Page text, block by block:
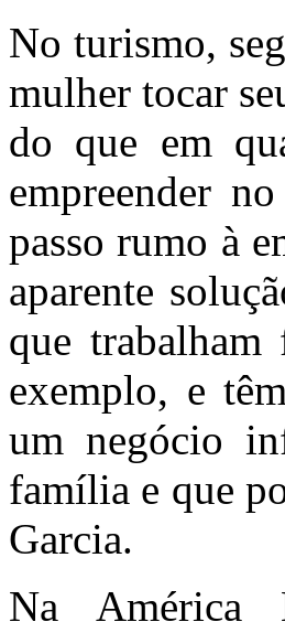
No turismo,
mulher tocar
do que em
empreender
passo rumo à
aparente
que
exemplo, e
um negócio
família e que
Garcia.
Na América